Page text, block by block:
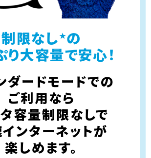
制限なし★の
り大容量で安心！
ダードモードでの
ご利用なら
容量制限なしで
ンターネットが
楽しめます。